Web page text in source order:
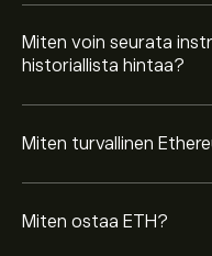
Miten voin seurata
historiallista hintaa?
Miten turvallinen
Miten ostaa ETH?